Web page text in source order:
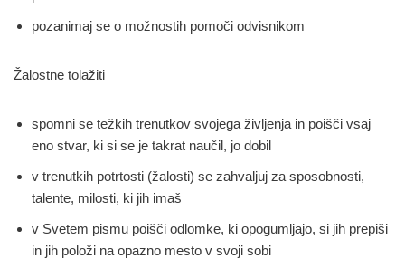
pozanimaj se o možnostih pomoči odvisnikom
Žalostne tolažiti
spomni se težkih trenutkov svojega življenja in poišči vsaj
eno stvar, ki si se je takrat naučil, jo dobil
v trenutkih potrtosti (žalosti) se zahvaljuj za sposobnosti,
talente, milosti, ki jih imaš
v Svetem pismu poišči odlomke, ki opogumljajo, si jih prepiši
in jih položi na opazno mesto v svoji sobi